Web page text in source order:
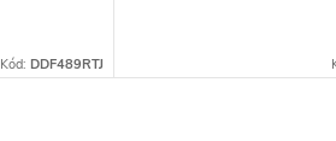
Kód:DDF489RTJ